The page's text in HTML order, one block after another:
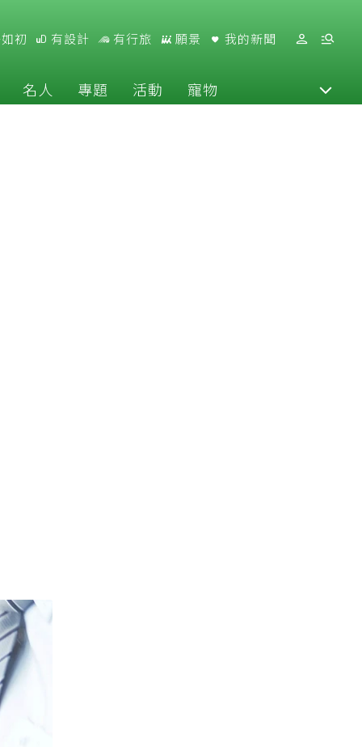
初 有設計 有行旅 願景 我的新聞
名人 專題 活動 寵物